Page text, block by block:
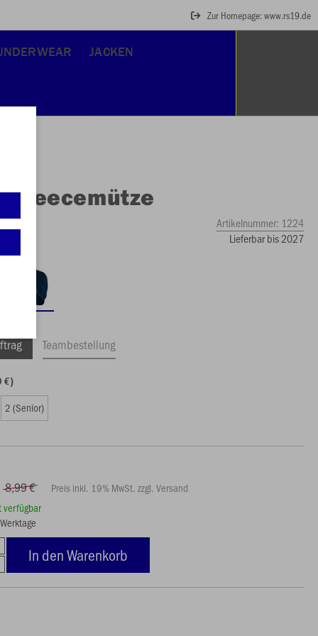
Zur Homepage: www.rs19.de
JACKEN
Fleecemütze
Artikelnummer: 1224
Lieferbar bis 2027
Teambestellung
€)
2 (Senior)
8,99 €
Preis inkl. 19% MwSt. zzgl. Versand
verfügbar
In den Warenkorb